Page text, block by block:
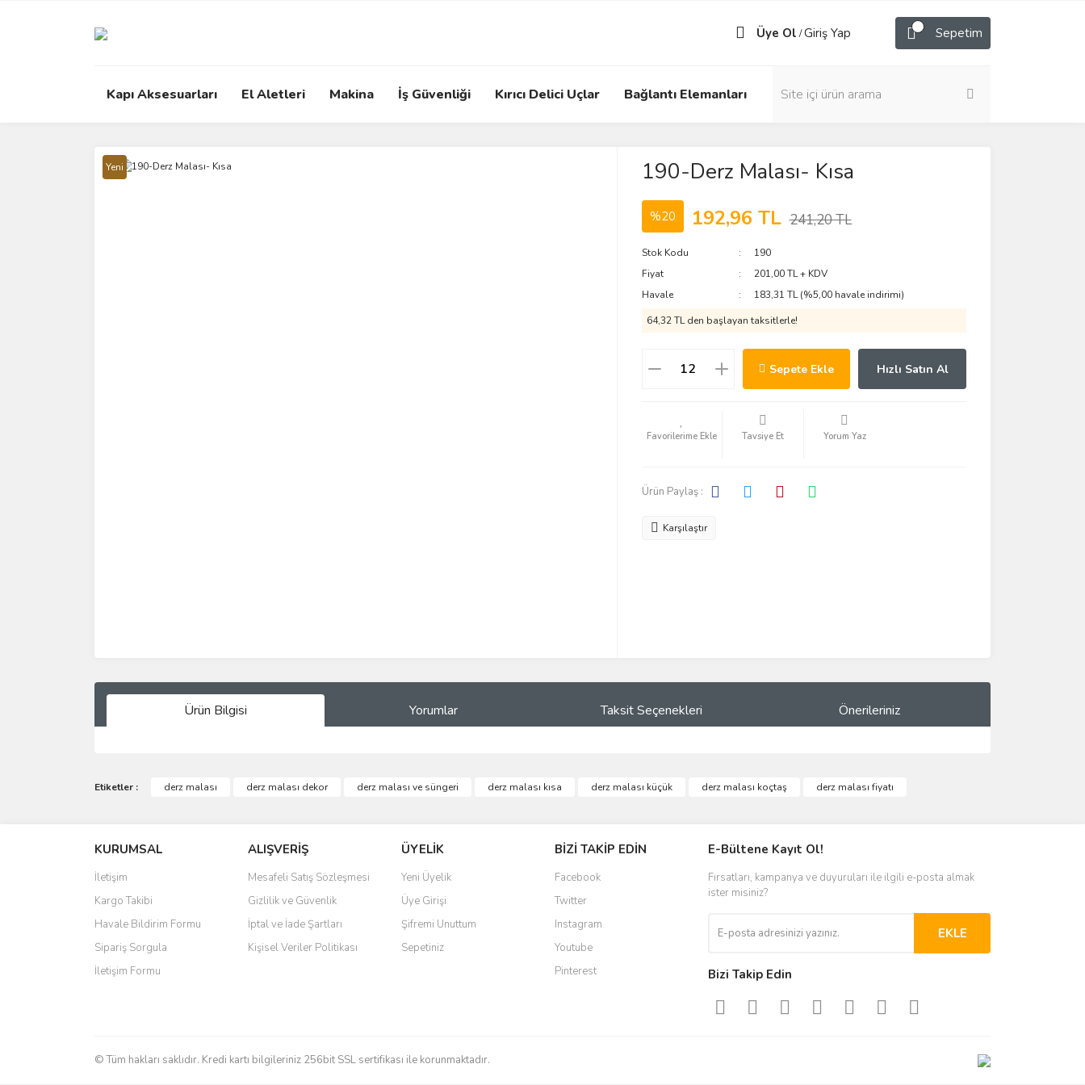
Üye Ol /Giriş Yap Sepetim
Kapı Aksesuarları El Aletleri Makina İş Güvenliği Kırıcı Delici Uçlar Bağlantı Elemanları
Yeni 190-Derz Malası- Kısa
%20 192,96 TL 241,20 TL
Stok Kodu
190
Fiyat
201,00 TL + KDV
Havale
183,31 TL (%5,00 havale indirimi)
64,32 TL den başlayan taksitlerle!
Sepete Ekle Hızlı Satın Al
Tavsiye Et Yorum Yaz
Ürün Paylaş :
Karşılaştır
Ürün Bilgisi Yorumlar Taksit Seçenekleri Önerileriniz
Yorum Yaz
Görüş ve önerileriniz için teşekkür ederiz.
Ürün açıklamasında eksik bilgiler bulunuyor.
Ürün bilgilerinde hatalar bulunuyor.
Ürün fiyatı diğer sitelerden daha pahalı.
Bu ürüne benzer farklı alternatifler olmalı.
Etiketler : derz malası derz malası dekor derz malası ve süngeri derz malası kısa derz malası küçük derz malası koçtaş derz malası fiyatı
KURUMSAL
İletişim
Kargo Takibi
Havale Bildirim Formu
Sipariş Sorgula
İletişim Formu
ALIŞVERİŞ
Mesafeli Satış Sözleşmesi
Gizlilik ve Güvenlik
İptal ve İade Şartları
Kişisel Veriler Politikası
ÜYELİK
Yeni Üyelik
Üye Girişi
Şifremi Unuttum
Sepetiniz
BİZİ TAKİP EDİN
Facebook
Twitter
Instagram
Youtube
Pinterest
E-Bültene Kayıt Ol!
Fırsatları, kampanya ve duyuruları ile ilgili e-posta almak
ister misiniz?
EKLE
Bizi Takip Edin
© Tüm hakları saklıdır. Kredi kartı bilgileriniz 256bit SSL sertifikası ile korunmaktadır.